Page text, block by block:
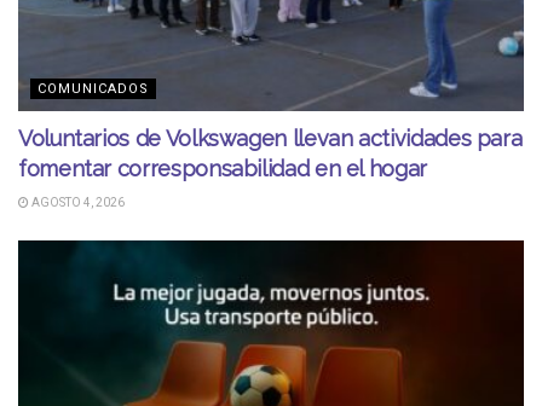
COMUNICADOS
Voluntarios de Volkswagen llevan actividades para
fomentar corresponsabilidad en el hogar
AGOSTO 4, 2026